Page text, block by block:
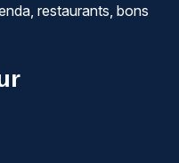
restaurants, bons